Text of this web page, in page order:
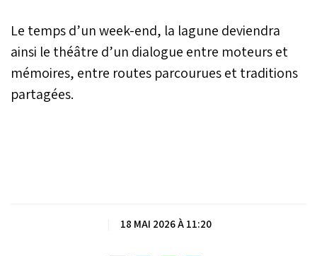
Le temps d’un week-end, la lagune deviendra
ainsi le théâtre d’un dialogue entre moteurs et
mémoires, entre routes parcourues et traditions
partagées.
18 MAI 2026 À 11:20